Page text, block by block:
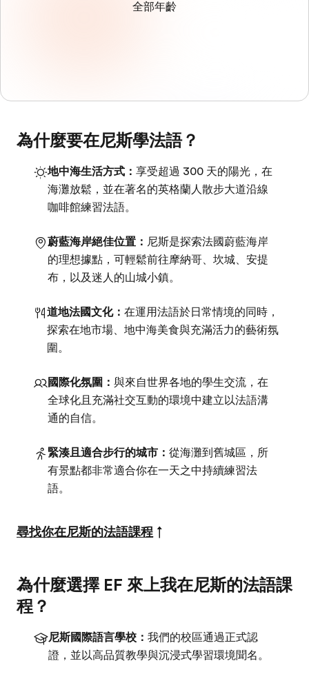
全部年齡
為什麼要在尼斯學法語？
地中海生活方式： 享受超過 300 天的陽光，在
海灘放鬆，並在著名的英格蘭人散步大道沿線
咖啡館練習法語。
蔚藍海岸絕佳位置： 尼斯是探索法國蔚藍海岸
的理想據點，可輕鬆前往摩納哥、坎城、安提
布，以及迷人的山城小鎮。
道地法國文化： 在運用法語於日常情境的同時，
探索在地市場、地中海美食與充滿活力的藝術氛
圍。
國際化氛圍： 與來自世界各地的學生交流，在
全球化且充滿社交互動的環境中建立以法語溝
通的自信。
緊湊且適合步行的城市： 從海灘到舊城區，所
有景點都非常適合你在一天之中持續練習法
語。
尋找你在尼斯的法語課程 ↑
為什麼選擇 EF 來上我在尼斯的法語課
程？
尼斯國際語言學校： 我們的校區通過正式認
證，並以高品質教學與沉浸式學習環境聞名。